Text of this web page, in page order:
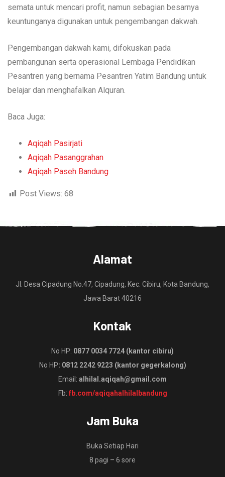
semata untuk mencari profit, namun sebagian besarnya
keuntunganya digunakan untuk pengembangan dakwah.
Pengembangan dakwah kami, difokuskan pada
pembangunan serta operasional Lembaga Pendidikan
Pesantren yang bernama Pesantren Yatim Bandung untuk
belajar dan menghafalkan Alquran.
Baca Juga:
Aqiqah Pasirjati
Aqiqah Pasanggrahan
Aqiqah Paseh Bandung
Post Views: 68
Alamat
Jl. Desa Cipadung No.47, Cipadung, Kec. Cibiru, Kota Bandung,
Jawa Barat 40216
Kontak
No HP: 0877 0034 7724 (kantor cibiru)
No HP: 0812 2242 9223 (kantor gegerkalong)
Email: alhilal.aqiqah@gmail.com
Fb: fb.com/aqiqahalhilalbandung
Jam Buka
Buka Setiap Hari
8 pagi – 6 sore